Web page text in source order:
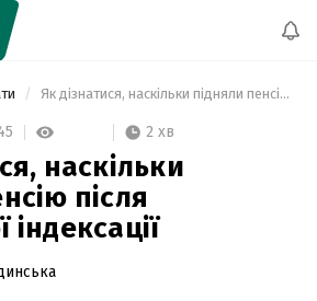
Як дізнатися, наскільки підняли пенсію після березневої індексації
2 хв
наскільки
після
індексації